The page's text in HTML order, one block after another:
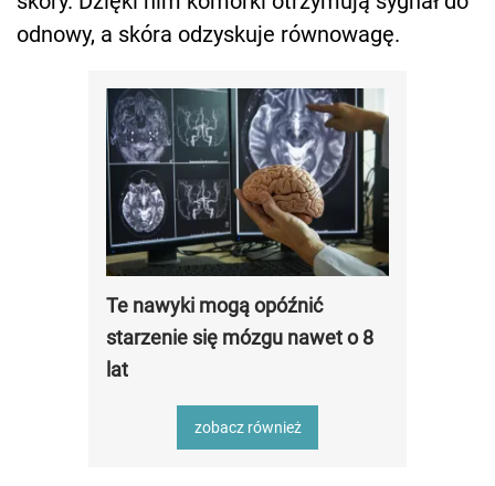
odnowy, a skóra odzyskuje równowagę.
Te nawyki mogą opóźnić
starzenie się mózgu nawet o 8
lat
zobacz również